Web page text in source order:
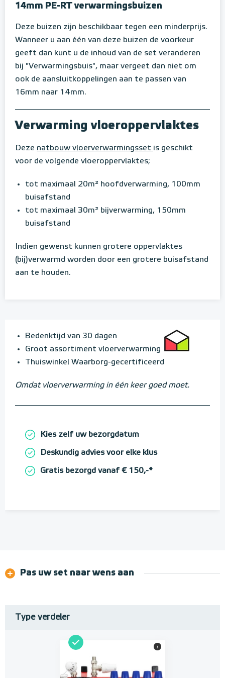
14mm PE-RT verwarmingsbuizen
Deze buizen zijn beschikbaar tegen een minderprijs.
Wanneer u aan één van deze buizen de voorkeur
geeft dan kunt u de inhoud van de set veranderen
bij "Verwarmingsbuis", maar vergeet dan niet om
ook de aansluitkoppelingen aan te passen van
16mm naar 14mm.
Verwarming vloeroppervlaktes
Deze natbouw vloerverwarmingsset is geschikt
voor de volgende vloeroppervlaktes;
tot maximaal 20m² hoofdverwarming, 100mm
buisafstand
tot maximaal 30m² bijverwarming, 150mm
buisafstand
Indien gewenst kunnen grotere oppervlaktes
(bij)verwarmd worden door een grotere buisafstand
aan te houden.
Bedenktijd van 30 dagen
Groot assortiment vloerverwarming
Thuiswinkel Waarborg-gecertificeerd
Omdat vloerverwarming in één keer goed moet.
Kies zelf uw bezorgdatum
Deskundig advies voor elke klus
Gratis bezorgd vanaf € 150,-*
Pas uw set naar wens aan
Type verdeler
i